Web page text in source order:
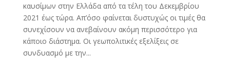
καυσίμων στην Ελλάδα από τα τέλη του Δεκεμβρίου
2021 έως τώρα. Απ’όσο φαίνεται δυστυχώς οι τιμές θα
συνεχίσουν να ανεβαίνουν ακόμη περισσότερο για
κάποιο διάστημα. Οι γεωπολιτικές εξελίξεις σε
συνδυασμό με την...